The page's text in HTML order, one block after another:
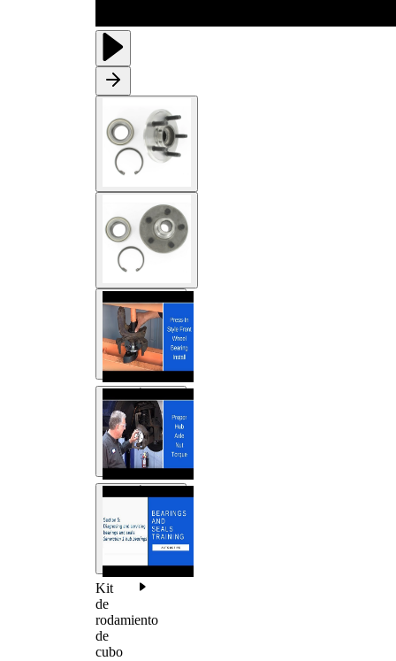
Kit
de
rodamiento
de
cubo